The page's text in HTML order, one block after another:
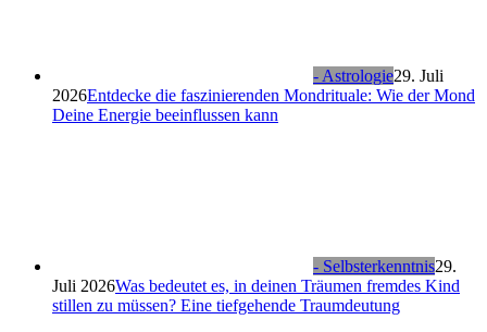
- Astrologie29. Juli
2026Entdecke die faszinierenden Mondrituale: Wie der Mond
Deine Energie beeinflussen kann
- Selbsterkenntnis29.
Juli 2026Was bedeutet es, in deinen Träumen fremdes Kind
stillen zu müssen? Eine tiefgehende Traumdeutung